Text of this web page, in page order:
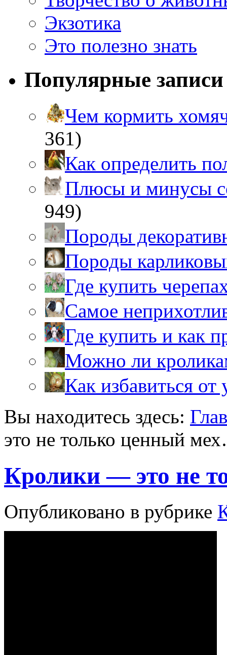
Экзотика
Это полезно знать
Популярные записи
Чем кормить
361)
Как определить
Плюсы и минусы
949)
Породы
Породы
Где купить
Самое
Где купить и как
Можно ли
Как избавиться от
Вы находитесь здесь:
это не только ценный
Кролики — это не
Опубликовано в рубрике